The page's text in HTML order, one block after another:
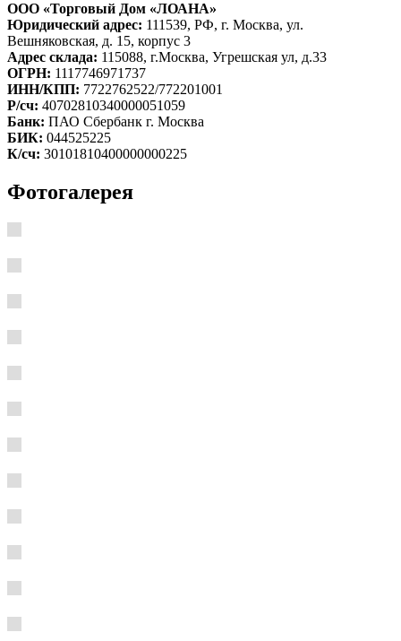
ООО «Торговый Дом «ЛОАНА»
Юридический адрес: 111539, РФ, г. Москва, ул.
Вешняковская, д. 15, корпус 3
Адрес склада: 115088, г.Москва, Угрешская ул, д.33
ОГРН: 1117746971737
ИНН/КПП: 7722762522/772201001
Р/сч: 40702810340000051059
Банк: ПАО Сбербанк г. Москва
БИК: 044525225
К/сч: 30101810400000000225
Фотогалерея